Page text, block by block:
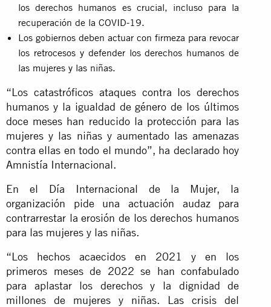
los derechos humanos es crucial, incluso para la
recuperación de la COVID-19.
Los gobiernos deben actuar con firmeza para revocar
los retrocesos y defender los derechos humanos de
las mujeres y las niñas.
“Los catastróficos ataques contra los derechos
humanos y la igualdad de género de los últimos
doce meses han reducido la protección para las
mujeres y las niñas y aumentado las amenazas
contra ellas en todo el mundo”, ha declarado hoy
Amnistía Internacional.
En el Día Internacional de la Mujer, la
organización pide una actuación audaz para
contrarrestar la erosión de los derechos humanos
para las mujeres y las niñas.
“Los hechos acaecidos en 2021 y en los
primeros meses de 2022 se han confabulado
para aplastar los derechos y la dignidad de
millones de mujeres y niñas. Las crisis del